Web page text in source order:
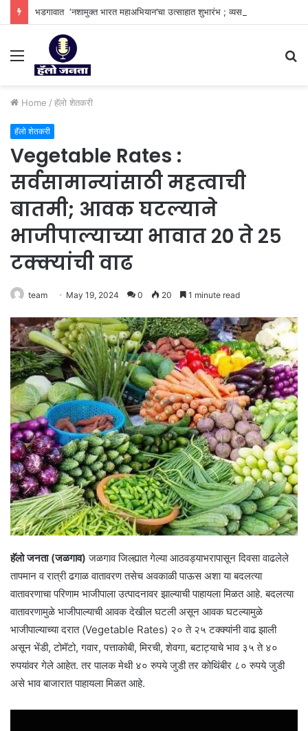
Menu
Home / ⁠हॅलो शेतकरी
⁠हॅलो शेतकरी
Vegetable Rates :
सर्वसामान्यांसाठी महत्वाची
बातमी; आवक घटल्याने
भाजीपाल्याच्या भावात २० ते २५
टक्क्यांची वाढ
team May 19, 2024 0 20 1 minute read
हॅलो जनता (जळगाव) जळगाव जिल्ह्यात गेल्या आठवड्याभरापासून दिवसा वाढलेले
तापमान व रात्री ढगाळ वातावरण तसेच अवकाळी पाऊस अशा या बदलत्या
वातावरणाचा परिणाम भाजीपाला उत्पादनावर झाल्याची पाहायला मिळत आहे. बदलत्या
वातावरणामुळे भाजीपाल्याची आवक देखील घटली असून आवक घटल्यामुळे
भाजीपाल्याच्या दरात (Vegetable Rates) २० ते २५ टक्क्यांनी वाढ झाली
असून भेंडी, टोमॅटो, गवार, पत्ताकोबी, मिरची, शेवगा, बटाट्याचे भाव ३५ ते ४०
रुपयांवर गेले आहेत. तर पालक मेथी ४० रुपये जुडी तर कोथिंबीर ८० रुपये जुडी
असे भाव बाजारात पाहायला मिळत आहे.